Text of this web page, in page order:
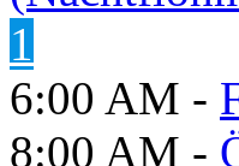
1
6:00 AM -
8:00 AM -